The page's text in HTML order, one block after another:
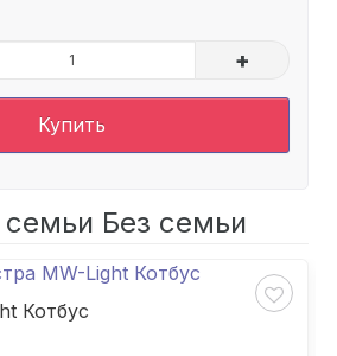
+
Купить
Без семьи
Котбус